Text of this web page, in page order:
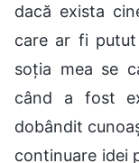
dacă exista
care ar fi
soția mea se
când a fost
dobândit
continuare idei